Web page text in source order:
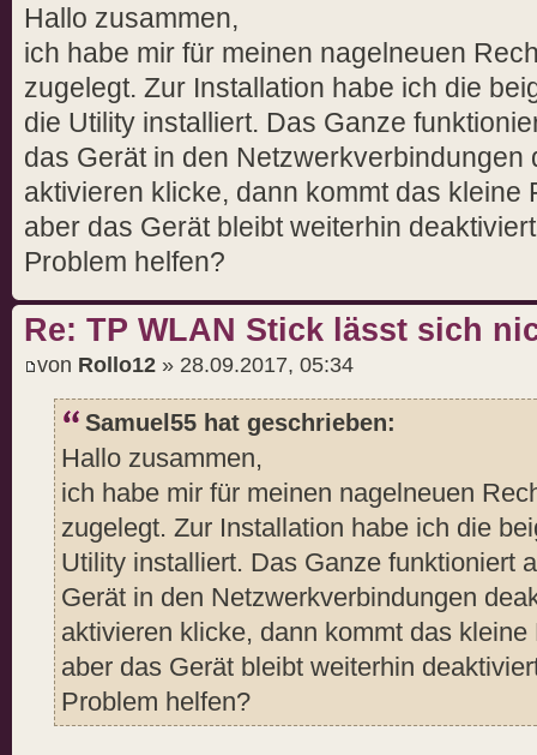
Hallo zusammen,
ich habe mir für meinen nagelneuen
zugelegt. Zur Installation habe ich die
die Utility installiert. Das Ganze
das Gerät in den Netzwerkverbindungen
aktivieren klicke, dann kommt das kleine
aber das Gerät bleibt weiterhin
Problem helfen?
Re: TP WLAN Stick lässt sich
von Rollo12 » 28.09.2017, 05:34
Samuel55 hat geschrieben:
Hallo zusammen,
ich habe mir für meinen nagelneuen
zugelegt. Zur Installation habe ich die
Utility installiert. Das Ganze funktioniert
Gerät in den Netzwerkverbindungen
aktivieren klicke, dann kommt das kleine
aber das Gerät bleibt weiterhin
Problem helfen?